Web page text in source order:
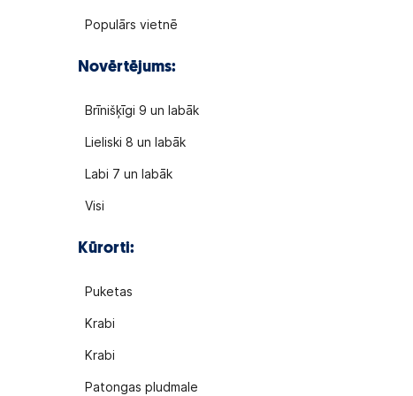
Populārs vietnē
Novērtējums:
Brīnišķīgi 9 un labāk
Lieliski 8 un labāk
Labi 7 un labāk
Visi
Kūrorti:
Puketas
Krabi
Krabi
Patongas pludmale